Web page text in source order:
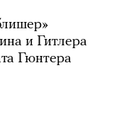
и Гитлера
Гюнтера